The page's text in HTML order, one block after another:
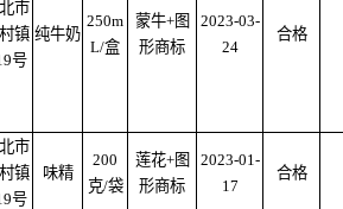
市
镇
号
纯牛奶
250m
L/盒
蒙牛+图
形商标
2023-03-
24
合格
市
镇
号
味精
200
克/袋
莲花+图
形商标
2023-01-
17
合格